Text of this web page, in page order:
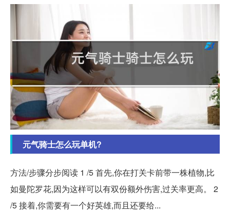
元气骑士怎么玩单机?
方法/步骤分步阅读 1 /5 首先,你在打关卡前带一株植物,比
如曼陀罗花,因为这样可以有双份额外伤害,过关率更高。 2
/5 接着,你需要有一个好英雄,而且还要给...